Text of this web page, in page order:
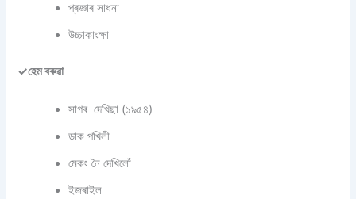
প্ৰজ্ঞাৰ সাধনা
উচ্চাকাংক্ষা
✓হেম বৰুৱা
সাগৰ দেখিছা (১৯৫৪)
ডাক পখিলী
মেকং নৈ দেখিলোঁ
ইজৰাইল